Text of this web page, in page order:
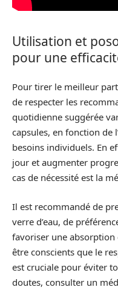
Utilisation et
pour une
Pour tirer le meilleur
de respecter les
quotidienne suggérée
capsules, en fonction de
besoins individuels. En
jour et augmenter
cas de nécessité est la
Il est recommandé de
verre d’eau, de
favoriser une
être conscients que le
est cruciale pour éviter
doutes, consulter un